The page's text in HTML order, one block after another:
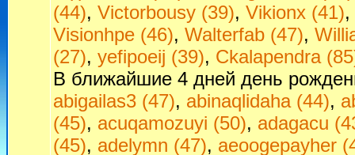
(44), Victorbousy (39), Vikionx (41),
Visionhpe (46), Walterfab (47),
(27), yefipoeij (39), Сkalapendra
В ближайшие 4 дней день
abigailas3 (47), abinaqlidaha (44),
(45), acuqamozuyi (50), adagacu
(45), adelymn (47), aeoogepayher